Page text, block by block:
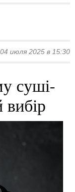
04 июля 2025 в 15:30
суші-